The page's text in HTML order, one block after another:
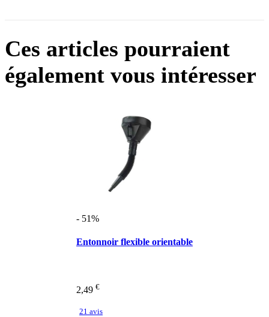
Ces articles pourraient
également vous intéresser
- 51%
Entonnoir flexible orientable
2,49 €
21 avis